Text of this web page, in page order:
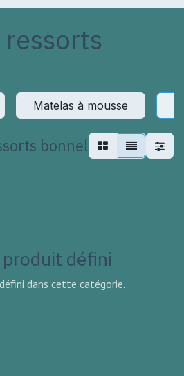
Matelas à mousse
bonnel
défini
dans cette catégorie.